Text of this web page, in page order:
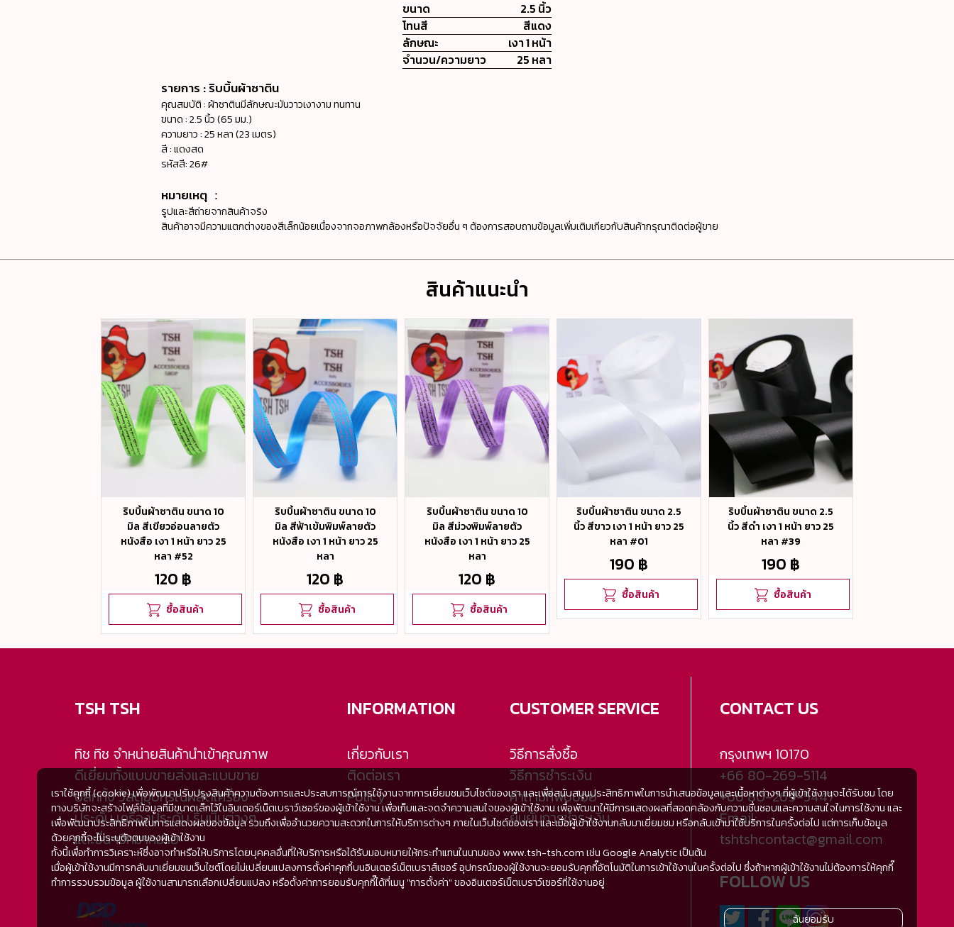
ขนาด
2.5 นิ้ว
โทนสี
สีแดง
ลักษณะ
เงา 1 หน้า
จำนวน/ความยาว
25 หลา
รายการ : ริบบิ้นผ้าซาติน
คุณสมบัติ : ผ้าซาตินมีลักษณะมันวาวเงางาม ทนทาน
ขนาด : 2.5 นิ้ว (65 มม.)
ความยาว : 25 หลา (23 เมตร)
สี : แดงสด
รหัสสี: 26#
หมายเหตุ ：
รูปและสีถ่ายจากสินค้าจริง
สินค้าอาจมีความแตกต่างของสีเล็กน้อยเนื่องจากจอภาพกล้องหรือปัจจัยอื่น ๆ ต้องการสอบถามข้อมูลเพิ่มเติมเกียวกับสินค้ากรุณาติดต่อผู้ขาย
สินค้าแนะนำ
ริบบิ้นผ้าซาติน ขนาด 10
มิล สีเขียวอ่อนลายตัว
หนังสือ เงา 1 หน้า ยาว 25
หลา #52
120 ฿
ซื้อสินค้า
ริบบิ้นผ้าซาติน ขนาด 10
มิล สีฟ้าเข้มพิมพ์ลายตัว
หนังสือ เงา 1 หน้า ยาว 25
หลา
120 ฿
ซื้อสินค้า
ริบบิ้นผ้าซาติน ขนาด 10
มิล สีม่วงพิมพ์ลายตัว
หนังสือ เงา 1 หน้า ยาว 25
หลา
120 ฿
ซื้อสินค้า
ริบบิ้นผ้าซาติน ขนาด 2.5
นิ้ว สีขาว เงา 1 หน้า ยาว 25
หลา #01
190 ฿
ซื้อสินค้า
ริบบิ้นผ้าซาติน ขนาด 2.5
นิ้ว สีดำ เงา 1 หน้า ยาว 25
หลา #39
190 ฿
ซื้อสินค้า
TSH TSH
ทิช ทิช จำหน่ายสินค้านำเข้าคุณภาพ
ดีเยี่ยมทั้งแบบขายส่งและแบบขาย
ปลีกทั้ง วัสดุอุปกรณ์ผลิตเครื่อง
ประดับ เครื่องประดับ ริบบิ้นต่างๆ
และอื่นๆอีกมากมาย
INFORMATION
เกี่ยวกับเรา
ติดต่อเรา
Policy
CUSTOMER SERVICE
วิธีการสั่งซื้อ
วิธีการชำระเงิน
คำถามที่พบบ่อย
ยืนยันการชำระเงิน
CONTACT US
กรุงเทพฯ 10170
+66 80-269-5114
+66 80-269-5447
Email:
tshtshcontact@gmail.com
FOLLOW US
เราใช้คุกกี้ (cookie) เพื่อพัฒนาปรับปรุงสินค้าความต้องการและประสบการณ์การใช้งานจากการเยี่ยมชมเว็บไซต์ของเรา และเพื่อสนับสนุนประสิทธิภาพในการนำเสนอข้อมูลและเนื้อหาต่างๆ ที่ผู้เข้าใช้งานจะได้รับชม โดย
ทางบริษัทจะสร้างไฟล์ข้อมูลที่มีขนาดเล็กไว้ในอินเตอร์เน็ตเบราว์เซอร์ของผู้เข้าใช้งาน เพื่อเก็บและจดจำความสนใจของผู้เข้าใช้งาน เพื่อพัฒนาให้มีการแสดงผลที่สอดคล้องกับความชื่นชอบและความสนใจในการใช้งาน และ
เพื่อพัฒนาประสิทธิภาพในการแสดงผลของข้อมูล รวมถึงเพื่ออำนวยความสะดวกในการให้บริการต่างๆ ภายในเว็บไซต์ของเรา และเมื่อผู้เข้าใช้งานกลับมาเยี่ยมชม หรือกลับเข้ามาใช้บริการในครั้งต่อไป แต่การเก็บข้อมูล
ด้วยคุกกี้จะไม่ระบุตัวตนของผู้เข้าใช้งาน
ทั้งนี้เพื่อทำการวิเคราะห์ซึ่งอาจทำหรือให้บริการโดยบุคคลอื่นที่ให้บริการหรือได้รับมอบหมายให้กระทำแทนในนามของ www.tsh-tsh.com เช่น Google Analytic เป็นต้น
เมื่อผู้เข้าใช้งานมีการกลับมาเยี่ยมชมเว็บไซต์โดยไม่เปลี่ยนแปลงการตั้งค่าคุกกี้บนอินเตอร์เน็ตเบราส์เซอร์ อุปกรณ์ของผู้ใช้งานจะยอมรับคุกกี๊อัตโนมัติในการเข้าใช้งานในครั้งต่อไป ซึ่งถ้าหากผู้เข้าใช้งานไม่ต้องการให้คุกกี๊
ทำการรวบรวมข้อมูล ผู้ใช้งานสามารถเลือกเปลี่ยนแปลง หรือตั้งค่าการยอมรับคุกกี๊ได้ที่เมนู "การตั้งค่า" ของอินเตอร์เน็ตเบราว์เซอร์ที่ใช้งานอยู่
ฉันยอมรับ